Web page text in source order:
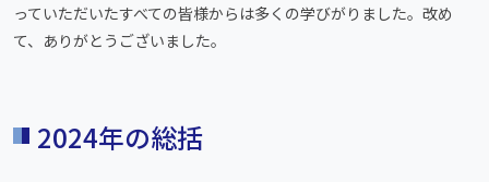
っていただいたすべての皆様からは多くの学びがりました。改め
て、ありがとうございました。
2024年の総括